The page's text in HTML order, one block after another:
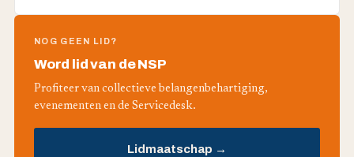
NOG GEEN LID?
Word lid van de NSP
Profiteer van collectieve belangenbehartiging,
evenementen en de Servicedesk.
Lidmaatschap →